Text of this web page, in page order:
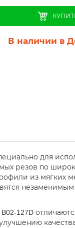
В наличии в
для
резов по
из мягких
127D